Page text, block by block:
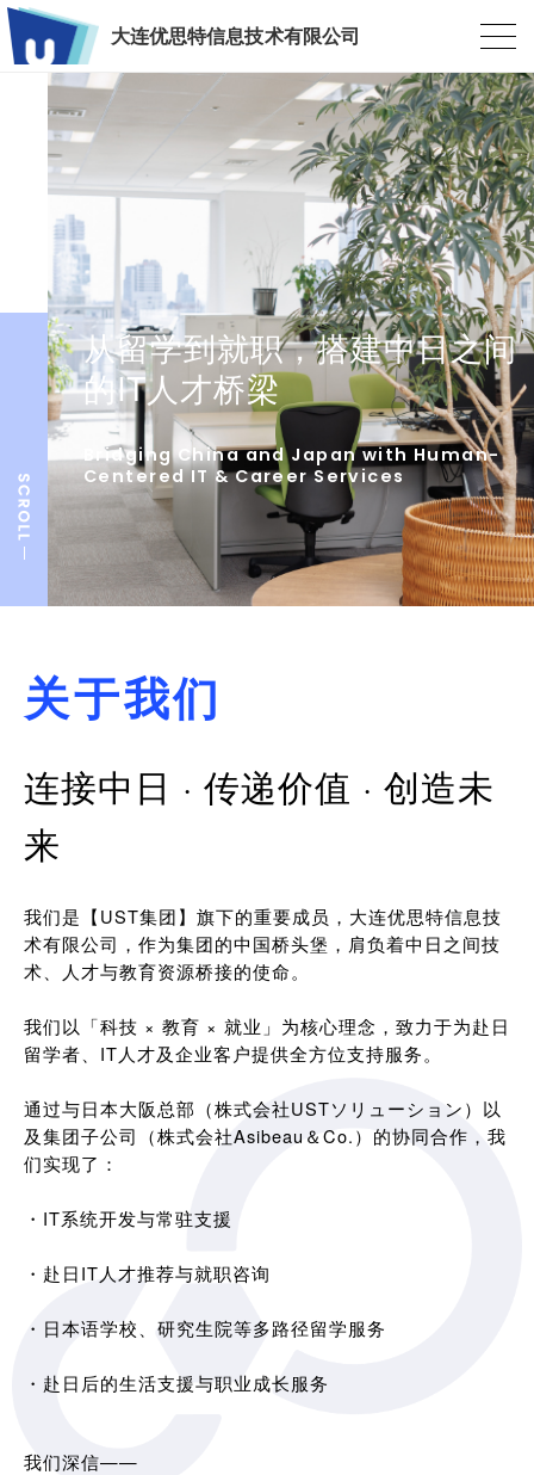
大连优思特信息技术有限公司
从留学到就职，搭建中日之间
的IT人才桥梁
Bridging China and Japan with Human-
Centered IT & Career Services
关于我们
连接中日 · 传递价值 · 创造未
来
我们是【UST集团】旗下的重要成员，大连优思特信息技
术有限公司，作为集团的中国桥头堡，肩负着中日之间技
术、人才与教育资源桥接的使命。
我们以「科技 × 教育 × 就业」为核心理念，致力于为赴日
留学者、IT人才及企业客户提供全方位支持服务。
通过与日本大阪总部（株式会社USTソリューション）以
及集团子公司（株式会社Asibeau＆Co.）的协同合作，我
们实现了：
・IT系统开发与常驻支援
・赴日IT人才推荐与就职咨询
・日本语学校、研究生院等多路径留学服务
・赴日后的生活支援与职业成长服务
我们深信——